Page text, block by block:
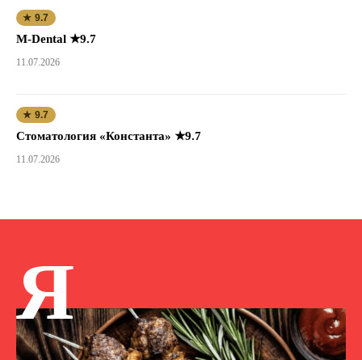
★ 9.7
M-Dental ★9.7
11.07.2026
★ 9.7
Стоматология «Константа» ★9.7
11.07.2026
Я